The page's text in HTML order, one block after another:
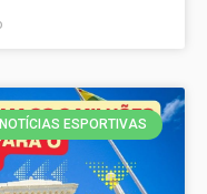
NOTÍCIAS ESPORTIVAS